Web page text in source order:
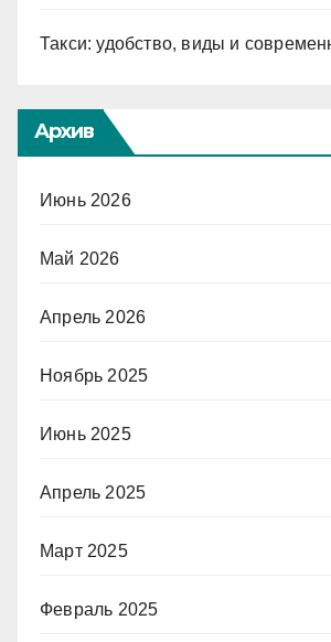
Такси: удобство, виды и
Архив
Июнь 2026
Май 2026
Апрель 2026
Ноябрь 2025
Июнь 2025
Апрель 2025
Март 2025
Февраль 2025